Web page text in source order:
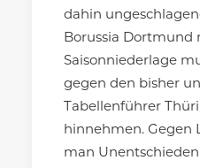
dahin
Borussia Dortmund
Saisonniederlage
gegen den bisher
Tabellenführer
hinnehmen. Gegen
man